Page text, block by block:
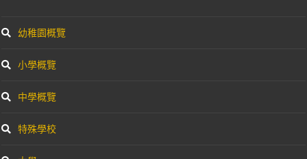
幼稚園概覽
小學概覽
中學概覽
特殊學校